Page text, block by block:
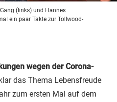
(links) und Hannes
ein paar Takte zur Tollwood-
wegen der Corona-
das Thema Lebensfreude
zum ersten Mal auf dem